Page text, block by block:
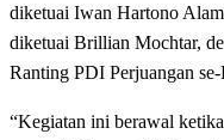
diketuai Iwan Hartono
diketuai Brillian Mochtar,
Ranting PDI Perjuangan
“Kegiatan ini berawal